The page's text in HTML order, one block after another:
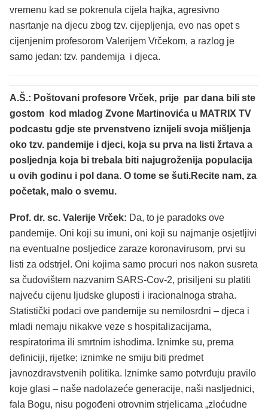
vremenu kad se pokrenula cijela hajka, agresivno
nasrtanje na djecu zbog tzv. cijepljenja, evo nas opet s
cijenjenim profesorom Valerijem Vrčekom, a razlog je
samo jedan: tzv. pandemija i djeca.
A.Š.: Poštovani profesore Vrček, prije par dana bili ste
gostom kod mladog Zvone Martinovića u MATRIX TV
podcastu gdje ste prvenstveno iznijeli svoja mišljenja
oko tzv. pandemije i djeci, koja su prva na listi žrtava a
posljednja koja bi trebala biti najugroženija populacija
u ovih godinu i pol dana. O tome se šuti.Recite nam, za
početak, malo o svemu.
Prof. dr. sc. Valerije Vrček: Da, to je paradoks ove
pandemije. Oni koji su imuni, oni koji su najmanje osjetljivi
na eventualne posljedice zaraze koronavirusom, prvi su
listi za odstrjel. Oni kojima samo procuri nos nakon susreta
sa čudovištem nazvanim SARS-Cov-2, prisiljeni su platiti
najveću cijenu ljudske gluposti i iracionalnoga straha.
Statistički podaci ove pandemije su nemilosrdni – djeca i
mladi nemaju nikakve veze s hospitalizacijama,
respiratorima ili smrtnim ishodima. Iznimke su, prema
definiciji, rijetke; iznimke ne smiju biti predmet
javnozdravstvenih politika. Iznimke samo potvrđuju pravilo
koje glasi – naše nadolazeće generacije, naši nasljednici,
fala Bogu, nisu pogođeni otrovnim strjelicama „zloćudne